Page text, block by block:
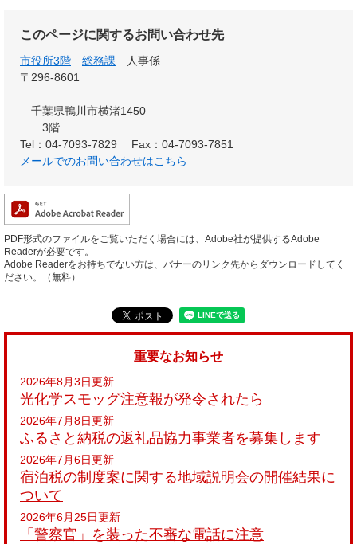
このページに関するお問い合わせ先
市役所3階 総務課 人事係
〒296-8601
千葉県鴨川市横渚1450
3階
Tel：04-7093-7829
Fax：04-7093-7851
メールでのお問い合わせはこちら
PDF形式のファイルをご覧いただく場合には、Adobe社が提供するAdobe
Readerが必要です。
Adobe Readerをお持ちでない方は、バナーのリンク先からダウンロードしてく
ださい。（無料）
重要なお知らせ
2026年8月3日更新
光化学スモッグ注意報が発令されたら
2026年7月8日更新
ふるさと納税の返礼品協力事業者を募集します
2026年7月6日更新
宿泊税の制度案に関する地域説明会の開催結果に
ついて
2026年6月25日更新
「警察官」を装った不審な電話に注意